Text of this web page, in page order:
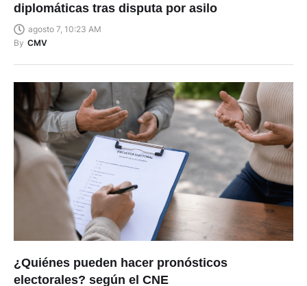
diplomáticas tras disputa por asilo
agosto 7, 10:23 AM
By CMV
¿Quiénes pueden hacer pronósticos
electorales? según el CNE